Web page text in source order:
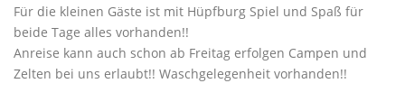
Für die kleinen Gäste ist mit Hüpfburg Spiel und Spaß für
beide Tage alles vorhanden!!
Anreise kann auch schon ab Freitag erfolgen Campen und
Zelten bei uns erlaubt!! Waschgelegenheit vorhanden!!